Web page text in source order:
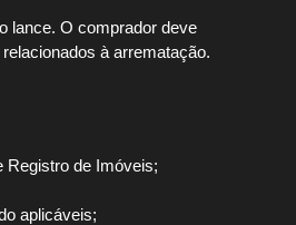
lance. O comprador deve
à arrematação.
Registro de Imóveis;
aplicáveis;